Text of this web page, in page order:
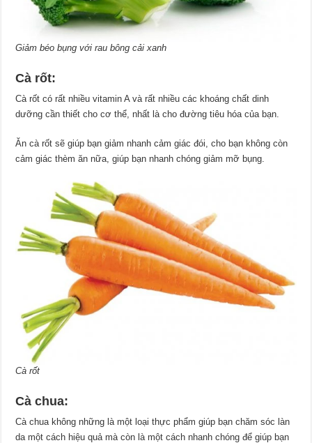
Giảm béo bụng với rau bông cải xanh
Cà rốt:
Cà rốt có rất nhiều vitamin A và rất nhiều các khoáng chất dinh
dưỡng cần thiết cho cơ thể, nhất là cho đường tiêu hóa của bạn.
Ăn cà rốt sẽ giúp bạn giảm nhanh cảm giác đói, cho bạn không còn
cảm giác thèm ăn nữa, giúp bạn nhanh chóng giảm mỡ bụng.
Cà rốt
Cà chua:
Cà chua không những là một loại thực phẩm giúp bạn chăm sóc làn
da một cách hiệu quả mà còn là một cách nhanh chóng để giúp bạn